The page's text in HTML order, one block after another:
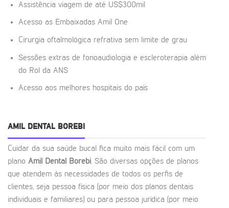
Assistência viagem de até US$300mil
Acesso as Embaixadas Amil One
Cirurgia oftalmológica refrativa sem limite de grau
Sessões extras de fonoaudiologia e escleroterapia além
do Rol da ANS
Acesso aos melhores hospitais do país
AMIL DENTAL BOREBI
Cuidar da sua saúde bucal fica muito mais fácil com um
plano Amil Dental Borebi. São diversas opções de planos
que atendem às necessidades de todos os perfis de
clientes, seja pessoa física (por meio dos planos dentais
individuais e familiares) ou para pessoa jurídica (por meio